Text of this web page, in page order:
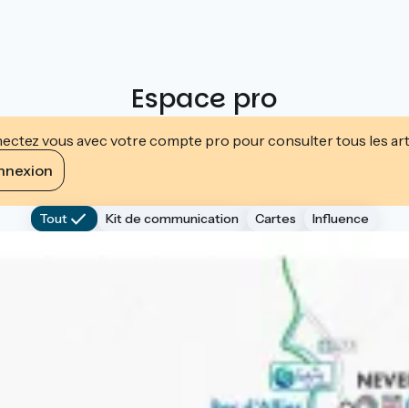
Espace pro
vous avec votre compte pro pour consulter tous les
Tout Kit de communication Cartes
Influence